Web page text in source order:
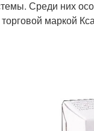
Среди них
маркой